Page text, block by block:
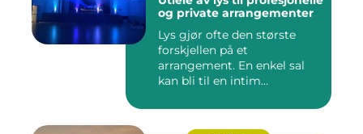
og private arrangementer
Lys gjør ofte den største
forskjellen på et
arrangement. En enkel sal
kan bli til en intim